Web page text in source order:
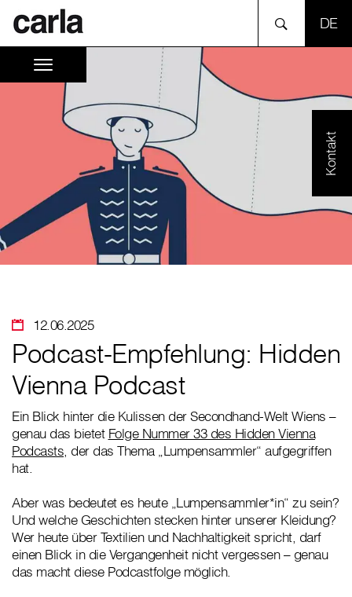
Kontakt
12.06.2025
Podcast-Empfehlung: Hidden
Vienna Podcast
Ein Blick hinter die Kulissen der Secondhand-Welt Wiens –
genau das bietet Folge Nummer 33 des Hidden Vienna
Podcasts, der das Thema „Lumpensammler“ aufgegriffen
hat.
Aber was bedeutet es heute „Lumpensammler*in“ zu sein?
Und welche Geschichten stecken hinter unserer Kleidung?
Wer heute über Textilien und Nachhaltigkeit spricht, darf
einen Blick in die Vergangenheit nicht vergessen – genau
das macht diese Podcastfolge möglich.